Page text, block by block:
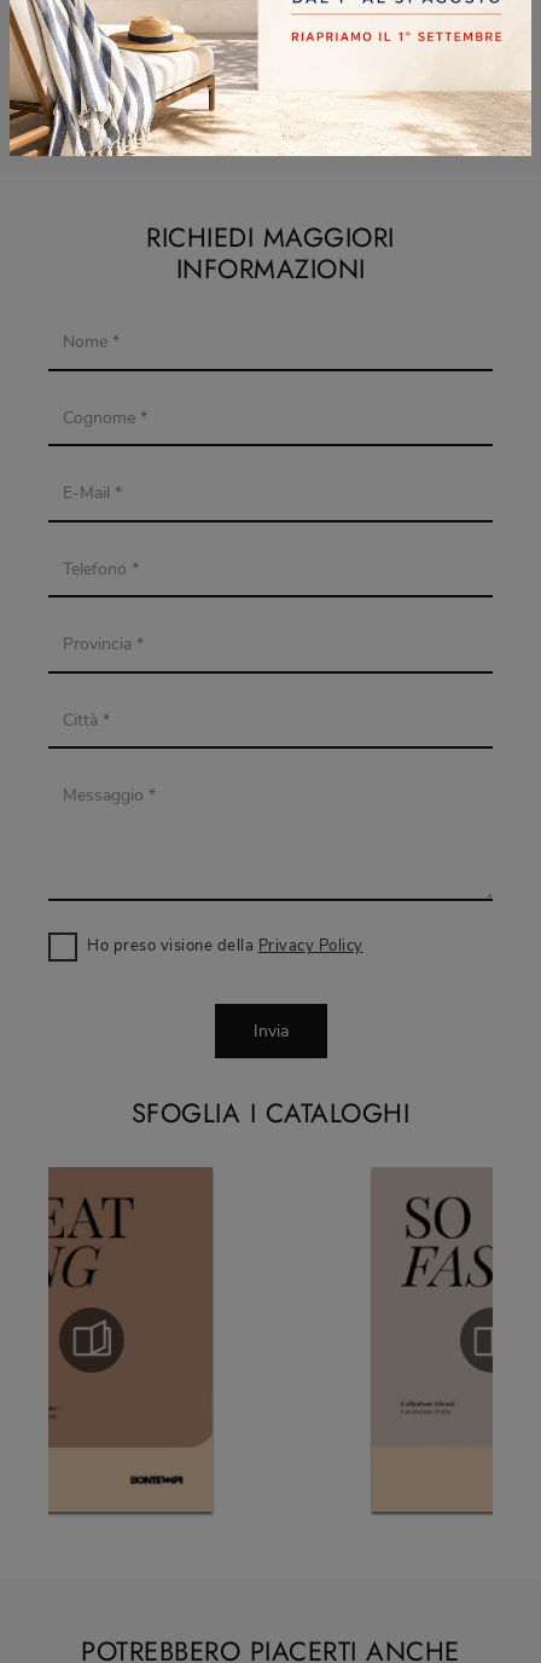
Complementi Bontempi Desio
Complementi Bontempi Lissone
Complementi Bontempi Sesto San Giovanni
SFOGLIA I CATALOGHI
RICHIEDI MAGGIORI
INFORMAZIONI
Ho preso visione della Privacy Policy
Invia
POTREBBERO PIACERTI ANCHE